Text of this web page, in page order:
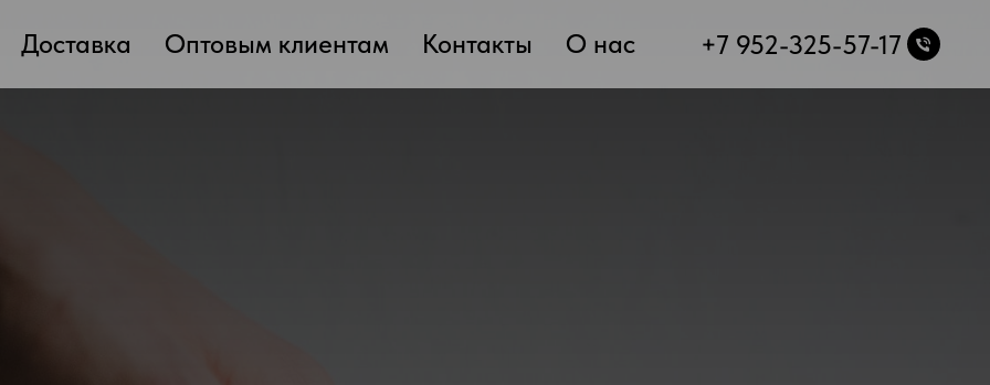
Доставка Оптовым клиентам Контакты О нас +7 952-325-57-17